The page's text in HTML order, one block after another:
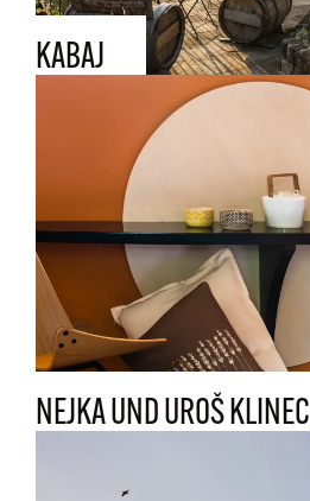
KABAJ
NEJKA UND UROŠ KLINEC